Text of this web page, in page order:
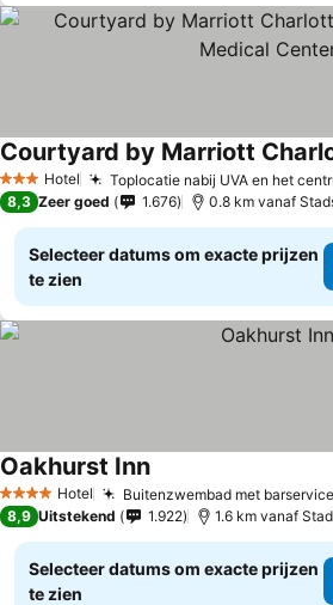
3 SterrenHotel Toplocatie nabij UVA en het
8,3 Zeer goed 1.676 0.8 km vanaf
Selecteer datums om exacte prijzen
te zien
4 SterrenHotel Buitenzwembad met barservice
Oakhurst Inn
8,9 Uitstekend 1.922 1.6 km vanaf
Selecteer datums om exacte prijzen
te zien